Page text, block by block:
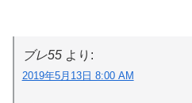
ブレ55 より:
2019年5月13日 8:00 AM